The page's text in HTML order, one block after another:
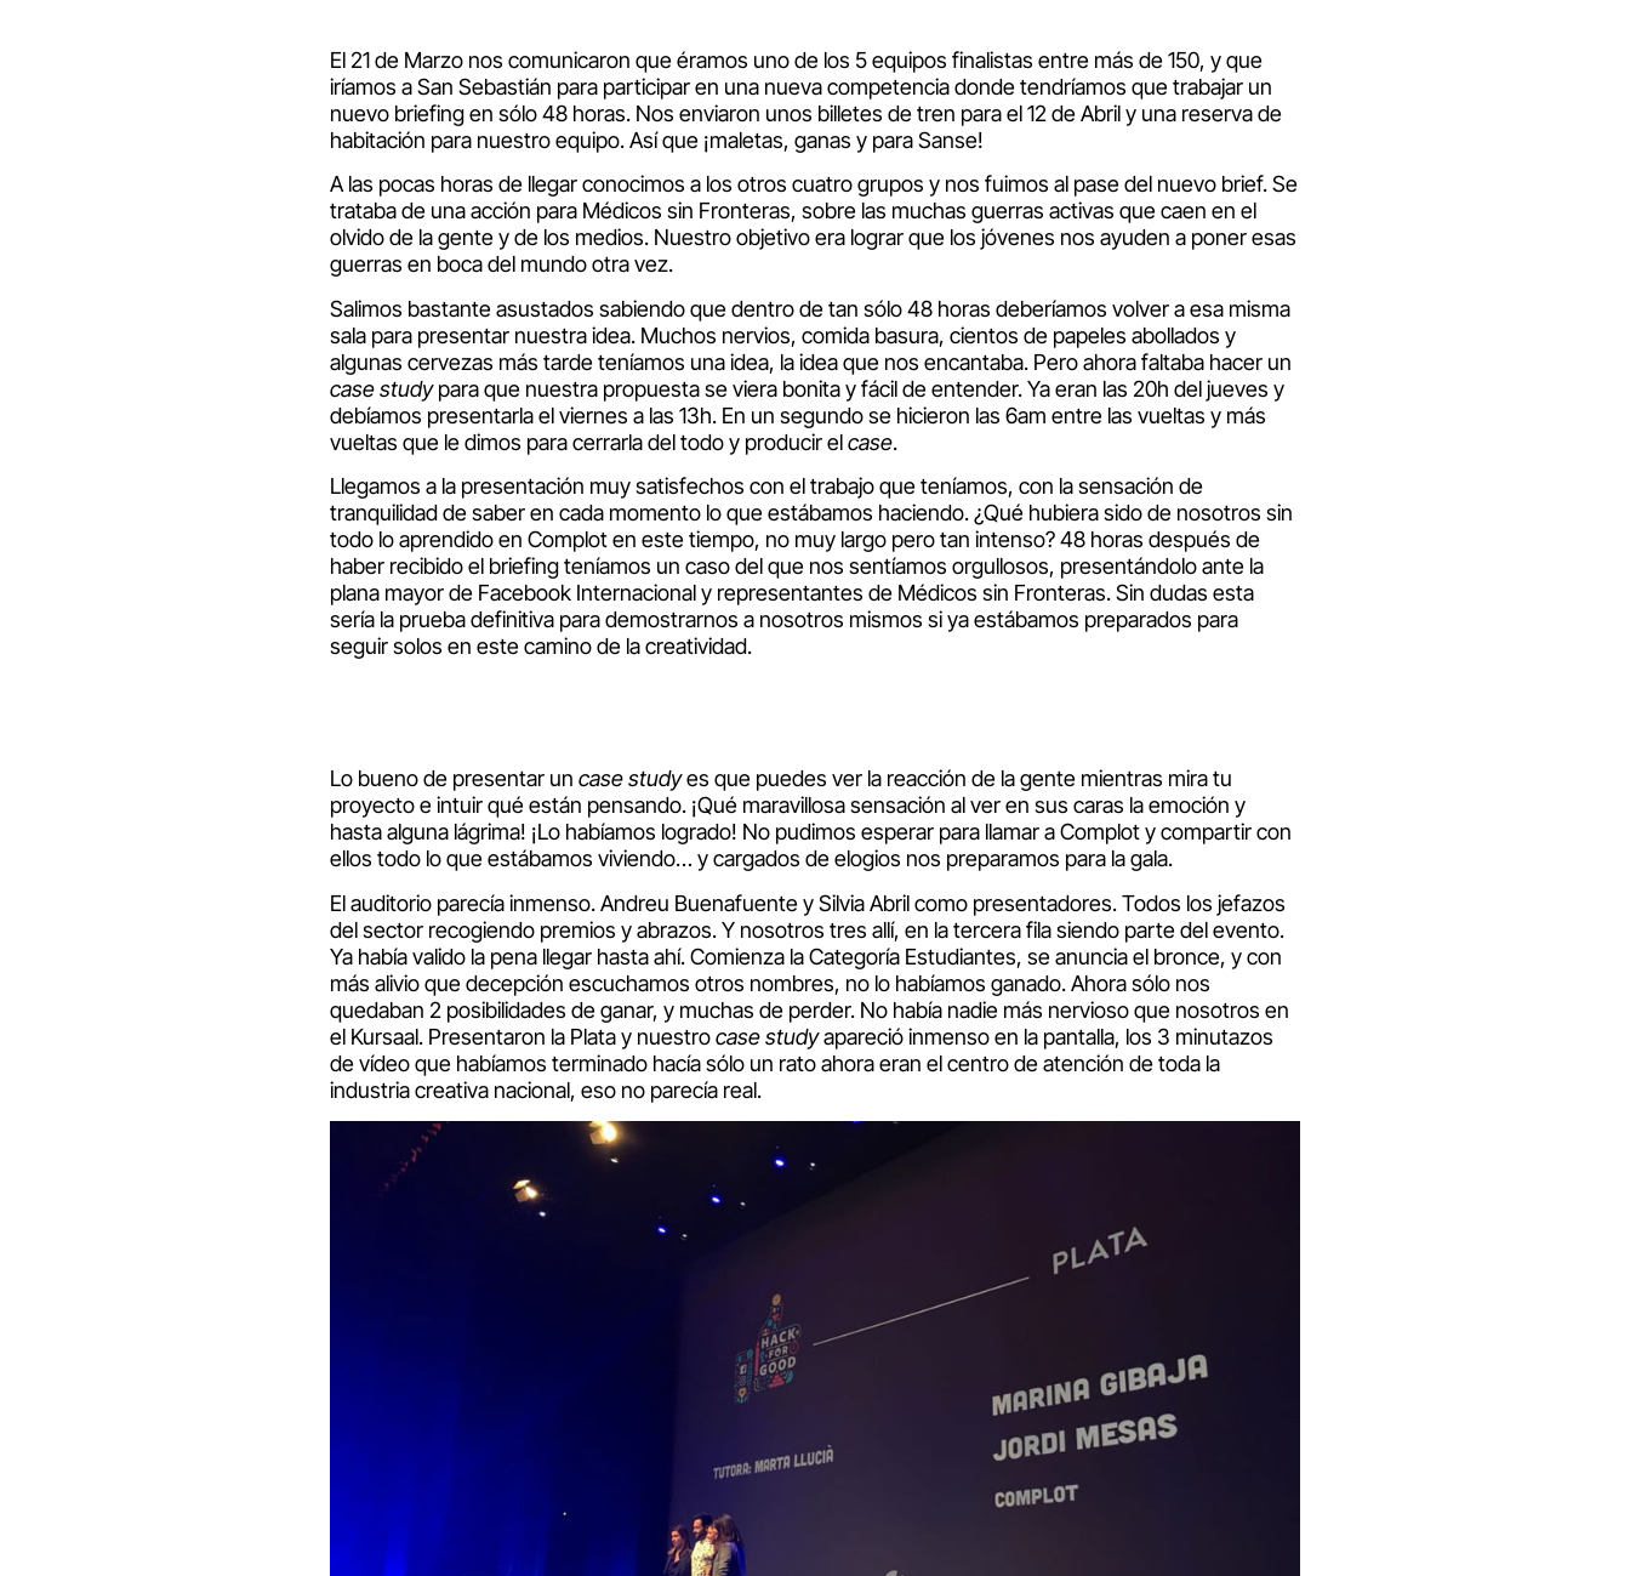
El 21 de Marzo nos comunicaron que éramos uno de los 5 equipos finalistas entre más de 150, y que
iríamos a San Sebastián para participar en una nueva competencia donde tendríamos que trabajar un
nuevo briefing en sólo 48 horas. Nos enviaron unos billetes de tren para el 12 de Abril y una reserva de
habitación para nuestro equipo. Así que ¡maletas, ganas y para Sanse!
A las pocas horas de llegar conocimos a los otros cuatro grupos y nos fuimos al pase del nuevo brief. Se
trataba de una acción para Médicos sin Fronteras, sobre las muchas guerras activas que caen en el
olvido de la gente y de los medios. Nuestro objetivo era lograr que los jóvenes nos ayuden a poner esas
guerras en boca del mundo otra vez.
Salimos bastante asustados sabiendo que dentro de tan sólo 48 horas deberíamos volver a esa misma
sala para presentar nuestra idea. Muchos nervios, comida basura, cientos de papeles abollados y
algunas cervezas más tarde teníamos una idea, la idea que nos encantaba. Pero ahora faltaba hacer un
case studypara que nuestra propuesta se viera bonita y fácil de entender. Ya eran las 20h del jueves y
debíamos presentarla el viernes a las 13h. En un segundo se hicieron las 6am entre las vueltas y más
vueltas que le dimos para cerrarla del todo y producir elcase.
Llegamos a la presentación muy satisfechos con el trabajo que teníamos, con la sensación de
tranquilidad de saber en cada momento lo que estábamos haciendo. ¿Qué hubiera sido de nosotros sin
todo lo aprendido en Complot en este tiempo, no muy largo pero tan intenso? 48 horas después de
haber recibido el briefing teníamos un caso del que nos sentíamos orgullosos, presentándolo ante la
plana mayor de Facebook Internacional y representantes de Médicos sin Fronteras. Sin dudas esta
sería la prueba definitiva para demostrarnos a nosotros mismos si ya estábamos preparados para
seguir solos en este camino de la creatividad.
Lo bueno de presentar un case studyes que puedes ver la reacción de la gente mientras mira tu
proyecto e intuir qué están pensando. ¡Qué maravillosa sensación al ver en sus caras la emoción y
hasta alguna lágrima! ¡Lo habíamos logrado! No pudimos esperar para llamar a Complot y compartir con
ellos todo lo que estábamos viviendo… y cargados de elogios nos preparamos para la gala.
El auditorio parecía inmenso. Andreu Buenafuente y Silvia Abril como presentadores. Todos los jefazos
del sector recogiendo premios y abrazos. Y nosotros tres allí, en la tercera fila siendo parte del evento.
Ya había valido la pena llegar hasta ahí. Comienza la Categoría Estudiantes, se anuncia el bronce, y con
más alivio que decepción escuchamos otros nombres, no lo habíamos ganado. Ahora sólo nos
quedaban 2 posibilidades de ganar, y muchas de perder. No había nadie más nervioso que nosotros en
el Kursaal. Presentaron la Plata y nuestrocase studyapareció inmenso en la pantalla, los 3 minutazos
de vídeo que habíamos terminado hacía sólo un rato ahora eran el centro de atención de toda la
industria creativa nacional, eso no parecía real.